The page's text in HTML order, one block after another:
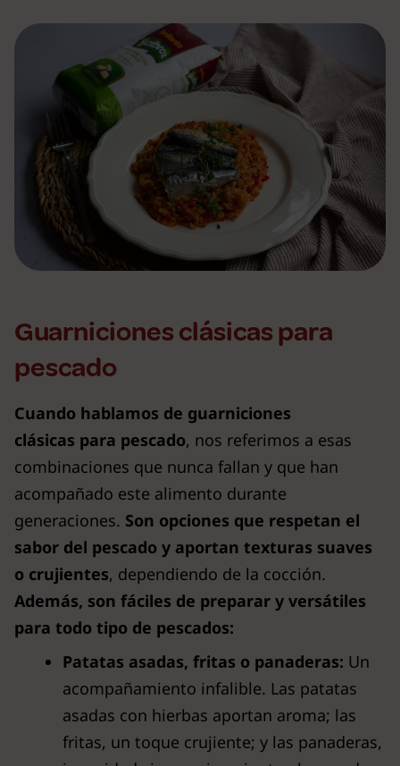
Guarniciones clásicas para
pescado
Cuando hablamos de guarniciones
clásicas para pescado, nos referimos a esas
combinaciones que nunca fallan y que han
acompañado este alimento durante
generaciones. Son opciones que respetan el
sabor del pescado y aportan texturas suaves
o crujientes, dependiendo de la cocción.
Además, son fáciles de preparar y versátiles
para todo tipo de pescados:
Patatas asadas, fritas o panaderas: Un
acompañamiento infalible. Las patatas
asadas con hierbas aportan aroma; las
fritas, un toque crujiente; y las panaderas,